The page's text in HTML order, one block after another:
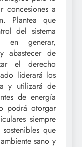
concesiones a
Plantea que
del sistema
en generar,
abastecer de
el derecho
liderará los
y utilizará de
de energía
podrá otorgar
siempre
que
sano y